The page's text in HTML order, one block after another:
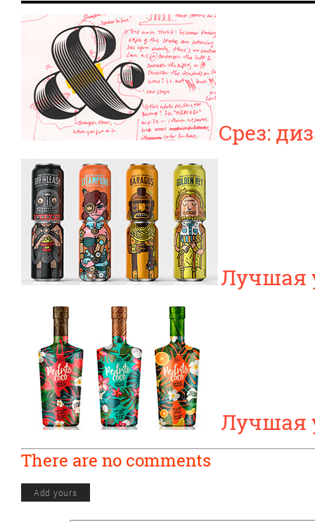
Срез:
Лучшая
Лучшая
There are no comments
Add yours